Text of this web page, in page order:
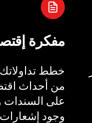
مفكرة
خطط تداولاتك
من أحداث
على السندات
وجود إشعارات